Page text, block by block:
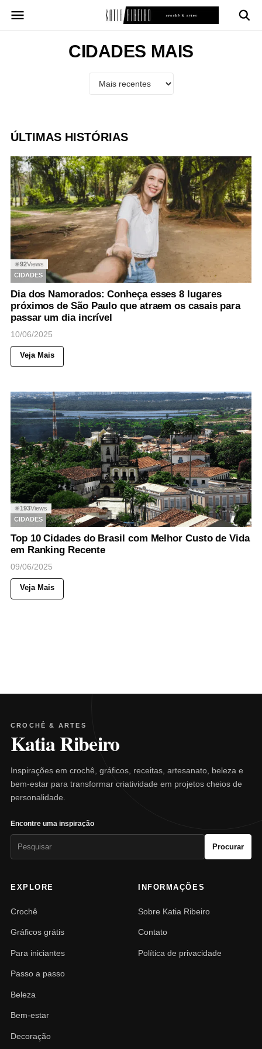
para
CIDADES MAIS
ÚLTIMAS HISTÓRIAS
◉92Views
CIDADES
Dia dos Namorados: Conheça esses 8 lugares
próximos de São Paulo que atraem os casais para
passar um dia incrível
10/06/2025
Veja Mais
◉193Views
CIDADES
Top 10 Cidades do Brasil com Melhor Custo de Vida
em Ranking Recente
09/06/2025
Veja Mais
CROCHÊ & ARTES
Katia Ribeiro
Inspirações em crochê, gráficos, receitas, artesanato, beleza e
bem-estar para transformar criatividade em projetos cheios de
personalidade.
Encontre uma inspiração
Procurar
EXPLORE
Crochê
Gráficos grátis
Para iniciantes
Passo a passo
Beleza
Bem-estar
Decoração
INFORMAÇÕES
Sobre Katia Ribeiro
Contato
Política de privacidade